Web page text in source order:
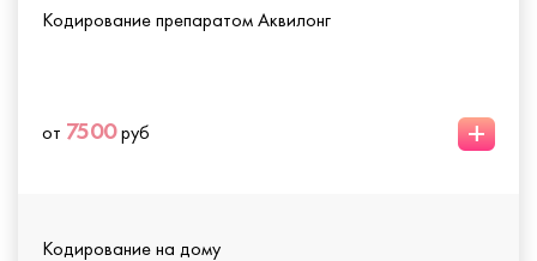
Кодирование препаратом Аквилонг
от 7500руб +
Кодирование на дому